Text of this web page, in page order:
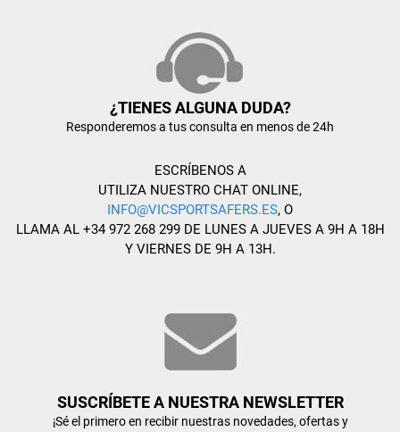
¿TIENES ALGUNA DUDA?
Responderemos a tus consulta en menos de 24h
ESCRÍBENOS A
UTILIZA NUESTRO CHAT ONLINE,
INFO@VICSPORTSAFERS.ES, O
LLAMA AL +34 972 268 299 DE LUNES A JUEVES A 9H A 18H
Y VIERNES DE 9H A 13H.
SUSCRÍBETE A NUESTRA NEWSLETTER
¡Sé el primero en recibir nuestras novedades, ofertas y